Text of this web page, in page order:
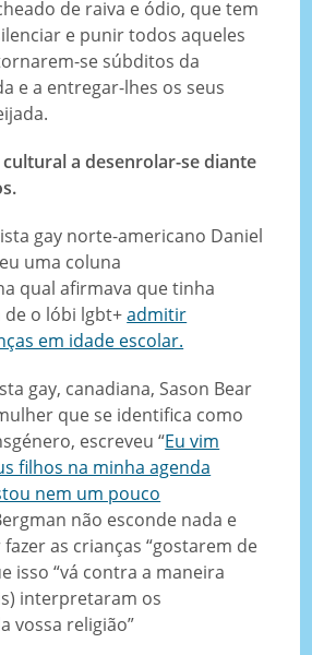
de raiva e ódio, que tem
e punir todos aqueles
se súbditos da
e a entregar-lhes os seus
a desenrolar-se diante
gay norte-americano Daniel
uma coluna
qual afirmava que tinha
de o lóbi lgbt+admitir
em idade escolar.
gay, canadiana, Sason Bear
que se identifica como
escreveu “Eu vim
filhos na minha agenda
nem um pouco
não esconde nada e
as crianças “gostarem de
isso “vá contra a maneira
interpretaram os
vossa religião”